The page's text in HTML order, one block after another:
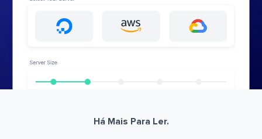
Há Mais Para Ler.